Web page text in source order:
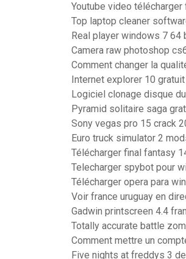
Youtube video
Top laptop cleaner
Real player windows 7 64
Camera raw photoshop
Comment changer la
Internet explorer 10
Logiciel clonage disque
Pyramid solitaire saga
Sony vegas pro 15 crack
Euro truck simulator 2
Télécharger final fantasy
Telecharger spybot pour
Télécharger opera para
Voir france uruguay en
Gadwin printscreen 4.4
Totally accurate battle
Comment mettre un
Five nights at freddys 3